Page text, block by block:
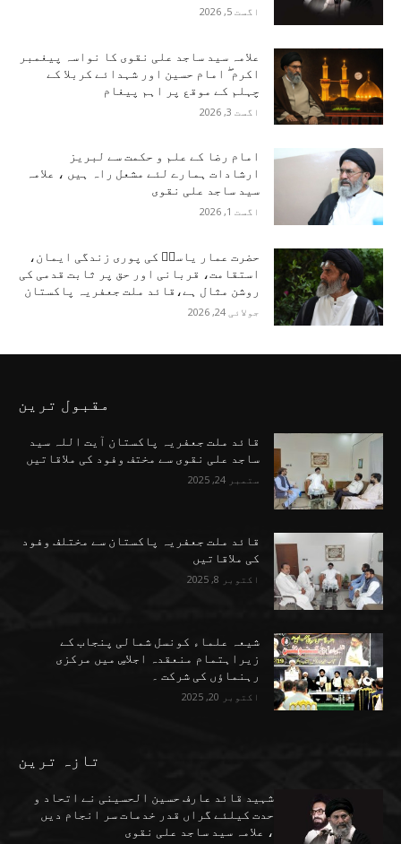
اگست 5, 2026
علامہ سید ساجد علی نقوی کا نواسہ پیغمبر
اکرم ۖ امام حسین اور شہدائے کربلا کے
چہلم کے موقع پر اہم پیغام
اگست 3, 2026
امام رضا کے علم و حکمت سے لبریز
ارشادات ہمارے لئے مشعل راہ ہیں ، علامہ
سید ساجد علی نقوی
اگست 1, 2026
حضرت عمار یاسرؑ کی پوری زندگی ایمان،
استقامت، قربانی اور حق پر ثابت قدمی کی
روشن مثال ہے،قائد ملت جعفریہ پاکستان
جولائی 24, 2026
مقبول ترین
قائد ملت جعفریہ پاکستان آیت اللہ سید
ساجد علی نقوی سے مختف وفود کی ملاقاتیں
ستمبر 24, 2025
قائد ملت جعفریہ پاکستان سے مختلف وفود
کی ملاقاتیں
اکتوبر 8, 2025
شیعہ علماء کونسل شمالی پنجاب کے
زیراہتمام منعقدہ اجلاسِ میں مرکزی
رہنماؤں کی شرکت ۔
اکتوبر 20, 2025
تازہ ترین
شہید قائد عارف حسین الحسینی نے اتحاد و
حدت کیلئے گراں قدر خدمات سر انجام دیں
، علامہ سید ساجد علی نقوی